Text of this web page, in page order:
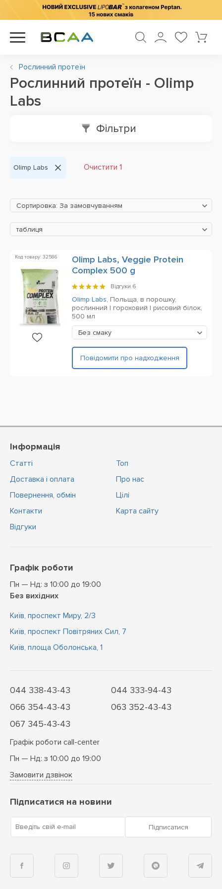
Рослинний протеїн
Рослинний протеїн - Olimp
Labs
Фільтри
Olimp Labs Очистити 1
Сортировка: За замовчуванням
таблиця
Код товару: 32586
Olimp Labs, Veggie Protein
Complex 500 g
Відгуки 6
Olimp Labs, Польща, в порошку,
рослинний | гороховий | рисовий білок,
500 мл
Без смаку
Повідомити про надходження
Інформація
Статті
Доставка і оплата
Повернення, обмін
Контакти
Відгуки
Топ
Про нас
Цiлi
Карта сайту
Графік роботи
Пн — Нд: з 10:00 до 19:00
Без вихідних
Київ, проспект Миру, 2/3
Київ, проспект Повітряних Сил, 7
Київ, площа Оболонська, 1
044 338-43-43
044 333-94-43
066 354-43-43
063 352-43-43
067 345-43-43
Графік роботи call-center
Пн — Нд: з 10:00 до 19:00
Замовити дзвінок
Підписатися на новини
Введіть свій e-mail Підписатися